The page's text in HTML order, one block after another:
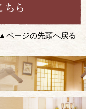
▲ページの先頭へ戻る